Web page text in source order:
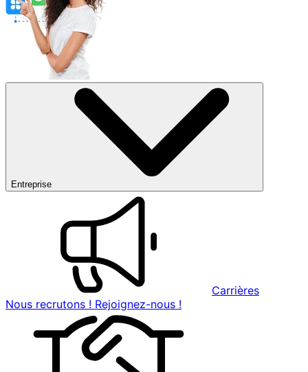
Entreprise
Carrières
Nous recrutons ! Rejoignez-nous !